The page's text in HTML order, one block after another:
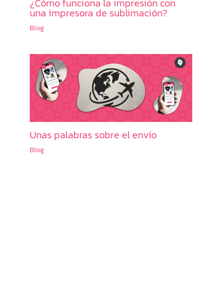
¿Cómo funciona la impresión con
una impresora de sublimación?
Blog
Unas palabras sobre el envío
Blog